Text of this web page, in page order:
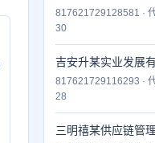
817621729128581 ·
30
吉安升某实业发展
817621729116293 ·
28
三明禧某供应链管